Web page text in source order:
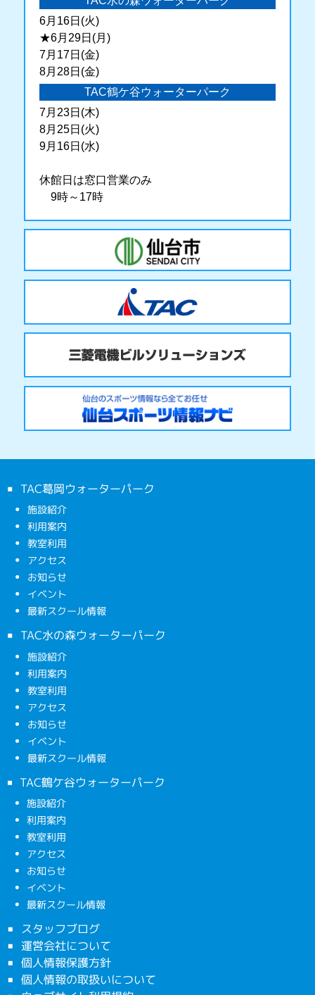
6月16日(火)
★6月29日(月)
7月17日(金)
8月28日(金)
TAC鶴ケ谷ウォーターパーク
7月23日(木)
8月25日(火)
9月16日(水)
休館日は窓口営業のみ
9時～17時
TAC葛岡ウォーターパーク
施設紹介
利用案内
教室利用
アクセス
お知らせ
イベント
最新スクール情報
TAC水の森ウォーターパーク
施設紹介
利用案内
教室利用
アクセス
お知らせ
イベント
最新スクール情報
TAC鶴ケ谷ウォーターパーク
施設紹介
利用案内
教室利用
アクセス
お知らせ
イベント
最新スクール情報
スタッフブログ
運営会社について
個人情報保護方針
個人情報の取扱いについて